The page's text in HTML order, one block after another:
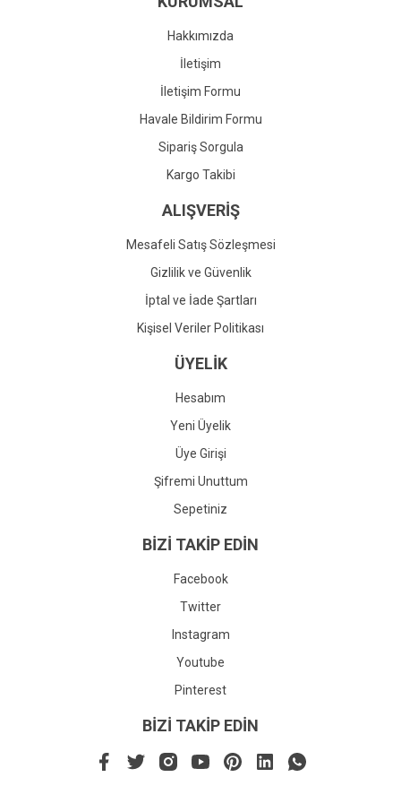
Gönder
Hakkımızda
İletişim
İletişim Formu
Havale Bildirim Formu
Sipariş Sorgula
Kargo Takibi
ALIŞVERİŞ
Mesafeli Satış Sözleşmesi
Gizlilik ve Güvenlik
İptal ve İade Şartları
Kişisel Veriler Politikası
ÜYELİK
Hesabım
Yeni Üyelik
Üye Girişi
Şifremi Unuttum
Sepetiniz
BİZİ TAKİP EDİN
Facebook
Twitter
Instagram
Youtube
Pinterest
BİZİ TAKİP EDİN